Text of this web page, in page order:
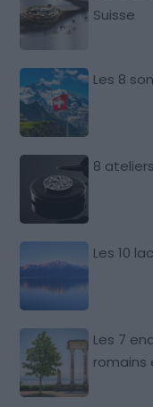
Suisse
Les 8
8
Les 10
Les 7
romains